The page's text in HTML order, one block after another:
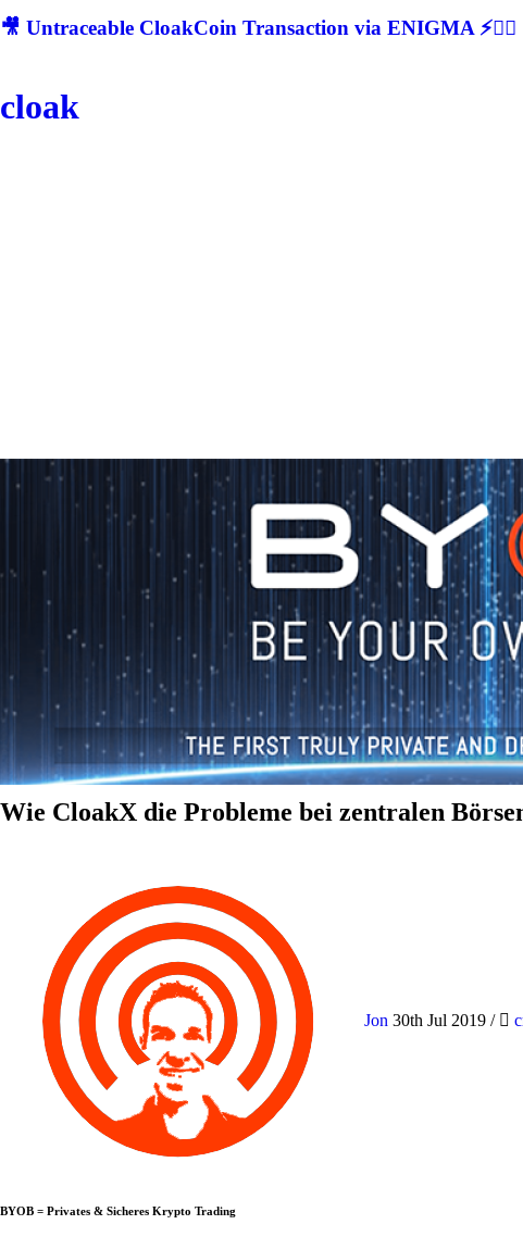
🎥 Untraceable CloakCoin Transaction via ENIGMA ⚡🕵‍♂
cloak
Wie CloakX die Probleme bei zentralen
Jon 30th Jul 2019 /
BYOB = Privates & Sicheres Krypto Trading